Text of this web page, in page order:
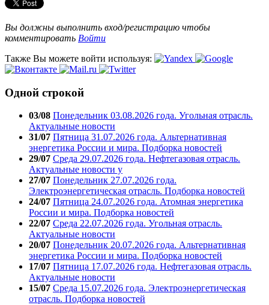
Вы должны выполнить вход/регистрацию чтобы
комментировать Войти
Также Вы можете войти используя:
Одной строкой
03/08 Понедельник 03.08.2026 года. Угольная отрасль.
Актуальные новости
31/07 Пятница 31.07.2026 года. Альтернативная
энергетика России и мира. Подборка новостей
29/07 Среда 29.07.2026 года. Нефтегазовая отрасль.
Актуальные новости у
27/07 Понедельник 27.07.2026 года.
Электроэнергетическая отрасль. Подборка новостей
24/07 Пятница 24.07.2026 года. Атомная энергетика
России и мира. Подборка новостей
22/07 Среда 22.07.2026 года. Угольная отрасль.
Актуальные новости
20/07 Понедельник 20.07.2026 года. Альтернативная
энергетика России и мира. Подборка новостей
17/07 Пятница 17.07.2026 года. Нефтегазовая отрасль.
Актуальные новости
15/07 Среда 15.07.2026 года. Электроэнергетическая
отрасль. Подборка новостей